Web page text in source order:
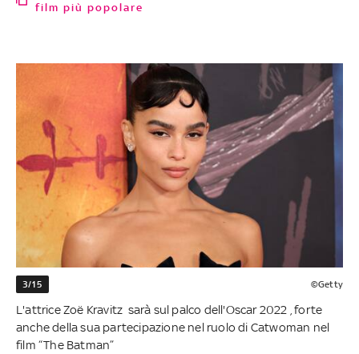
film più popolare
3/15 ©Getty
L'attrice Zoë Kravitz sarà sul palco dell'Oscar 2022 , forte
anche della sua partecipazione nel ruolo di Catwoman nel
film “The Batman”